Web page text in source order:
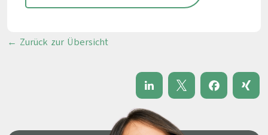
← Zurück zur Übersicht